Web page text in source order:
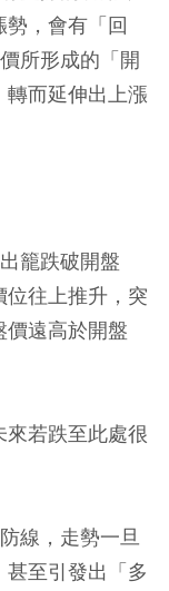
，會有「回
所形成的「開
而延伸出上漲
籠跌破開盤
往上推升，突
遠高於開盤
若跌至此處很
線，走勢一旦
至引發出「多